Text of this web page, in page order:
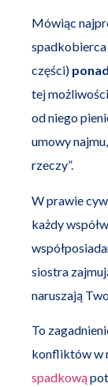
Mówiąc
części)
tej
od niego
umowy
rzeczy”.
W prawie
każdy
siostra
naruszają
To
konfliktów w
spadkową